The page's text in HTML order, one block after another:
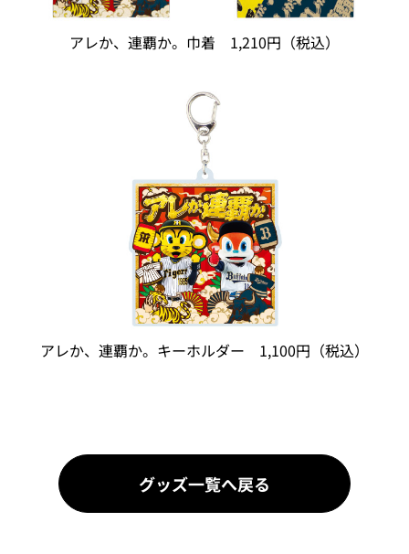
アレか、連覇か。巾着 1,210円（税込）
アレか、連覇か。キーホルダー 1,100円（税込）
グッズ一覧へ戻る